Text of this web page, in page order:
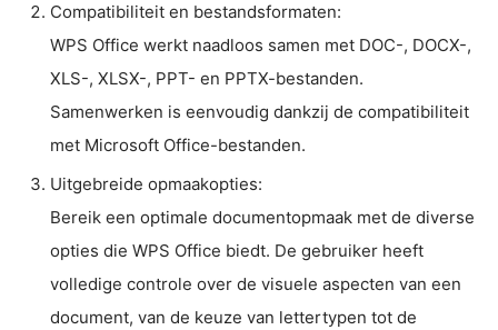
Compatibiliteit en bestandsformaten:
WPS Office werkt naadloos samen met DOC-, DOCX-,
XLS-, XLSX-, PPT- en PPTX-bestanden.
Samenwerken is eenvoudig dankzij de compatibiliteit
met Microsoft Office-bestanden.
Uitgebreide opmaakopties:
Bereik een optimale documentopmaak met de diverse
opties die WPS Office biedt. De gebruiker heeft
volledige controle over de visuele aspecten van een
document, van de keuze van lettertypen tot de